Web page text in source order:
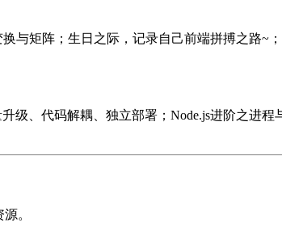
与矩阵；生日之际，记录自己前端拼搏之路~
级、代码解耦、独立部署；Node.js进阶之进程
。